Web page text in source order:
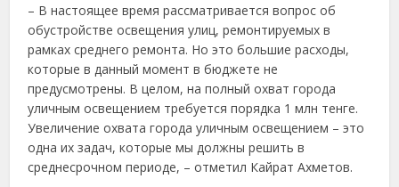
– В настоящее время рассматривается вопрос об
обустройстве освещения улиц, ремонтируемых в
рамках среднего ремонта. Но это большие расходы,
которые в данный момент в бюджете не
предусмотрены. В целом, на полный охват города
уличным освещением требуется порядка 1 млн тенге.
Увеличение охвата города уличным освещением – это
одна их задач, которые мы должны решить в
среднесрочном периоде, – отметил Кайрат Ахметов.